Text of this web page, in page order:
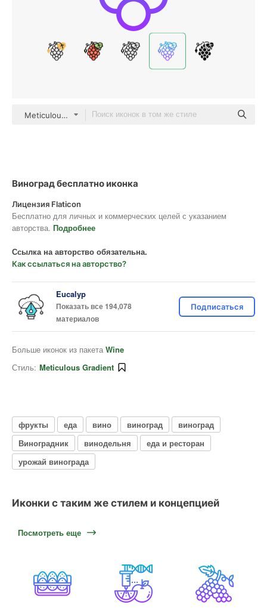
Meticulous Gradient
Виноград бесплатно иконка
Лицензия Flaticon
Бесплатно для личных и коммерческих целей с указанием
авторства. Подробнее
Ссылка на авторство обязательна.
Как ссылаться на авторство?
Eucalyp
Показать все 194,078
материалов
Подписаться
Больше иконок из пакета Wine
Стиль: Meticulous Gradient
фрукты еда вино виноград
виноград
Виноградник
винодельня
еда и ресторан
урожай винограда
Иконки с таким же стилем и концепцией
Посмотреть еще